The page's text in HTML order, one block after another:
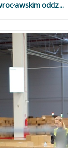
oddz...